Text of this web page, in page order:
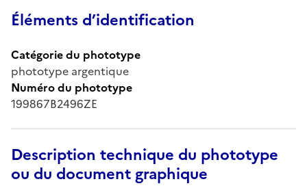
Éléments d’identification
Catégorie du phototype
phototype argentique
Numéro du phototype
199867B2496ZE
Description technique du phototype
ou du document graphique